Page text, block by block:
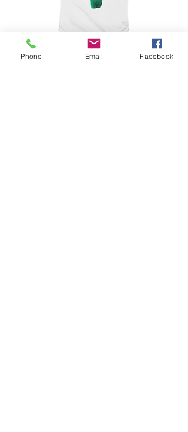
Phone Email Facebook